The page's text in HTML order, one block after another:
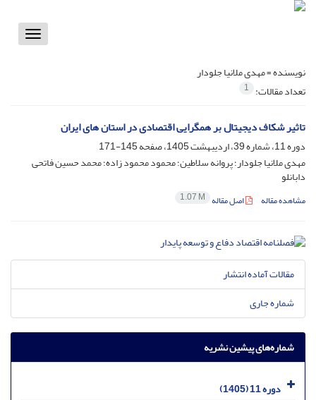
Toggle
نویسنده =مهدی ملانیا جلودار
تعداد مقالات: 1
تاثیر شکاف دیجیتال بر همگرایی اقتصادی در استان های ایران
دوره 11، شماره 39، اردیبهشت 1405، صفحه
145-171
مهدی ملانیا جلودار؛ پروانه سلاطین؛ محمود محمود زاده؛ محمد حسین فاتحی
دابانلو
مشاهده مقاله اصل مقاله 1.07 M
مقالات آماده انتشار
شماره جاری
شماره‌های پیشین نشریه
دوره 11 (1405)